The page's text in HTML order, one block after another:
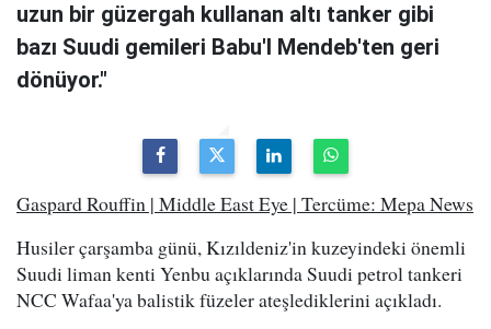
uzun bir güzergah kullanan altı tanker gibi
bazı Suudi gemileri Babu'l Mendeb'ten geri
dönüyor."
Gaspard Rouffin | Middle East Eye | Tercüme: Mepa News
Husiler çarşamba günü, Kızıldeniz'in kuzeyindeki önemli
Suudi liman kenti Yenbu açıklarında Suudi petrol tankeri
NCC Wafaa'ya balistik füzeler ateşlediklerini açıkladı.